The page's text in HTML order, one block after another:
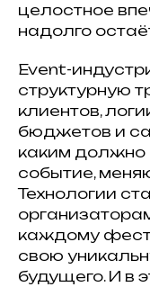
целостное
надолго
Event-
структурную
клиентов,
бюджетов и
каким должно
событие,
Технологии
каждому
свою
будущего. И в